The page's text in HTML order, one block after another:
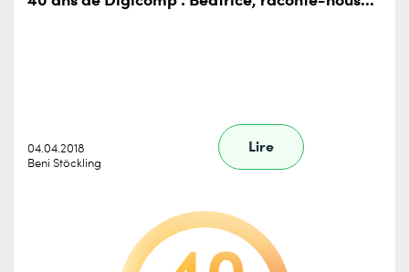
04.04.2018
Beni Stöckling
Lire